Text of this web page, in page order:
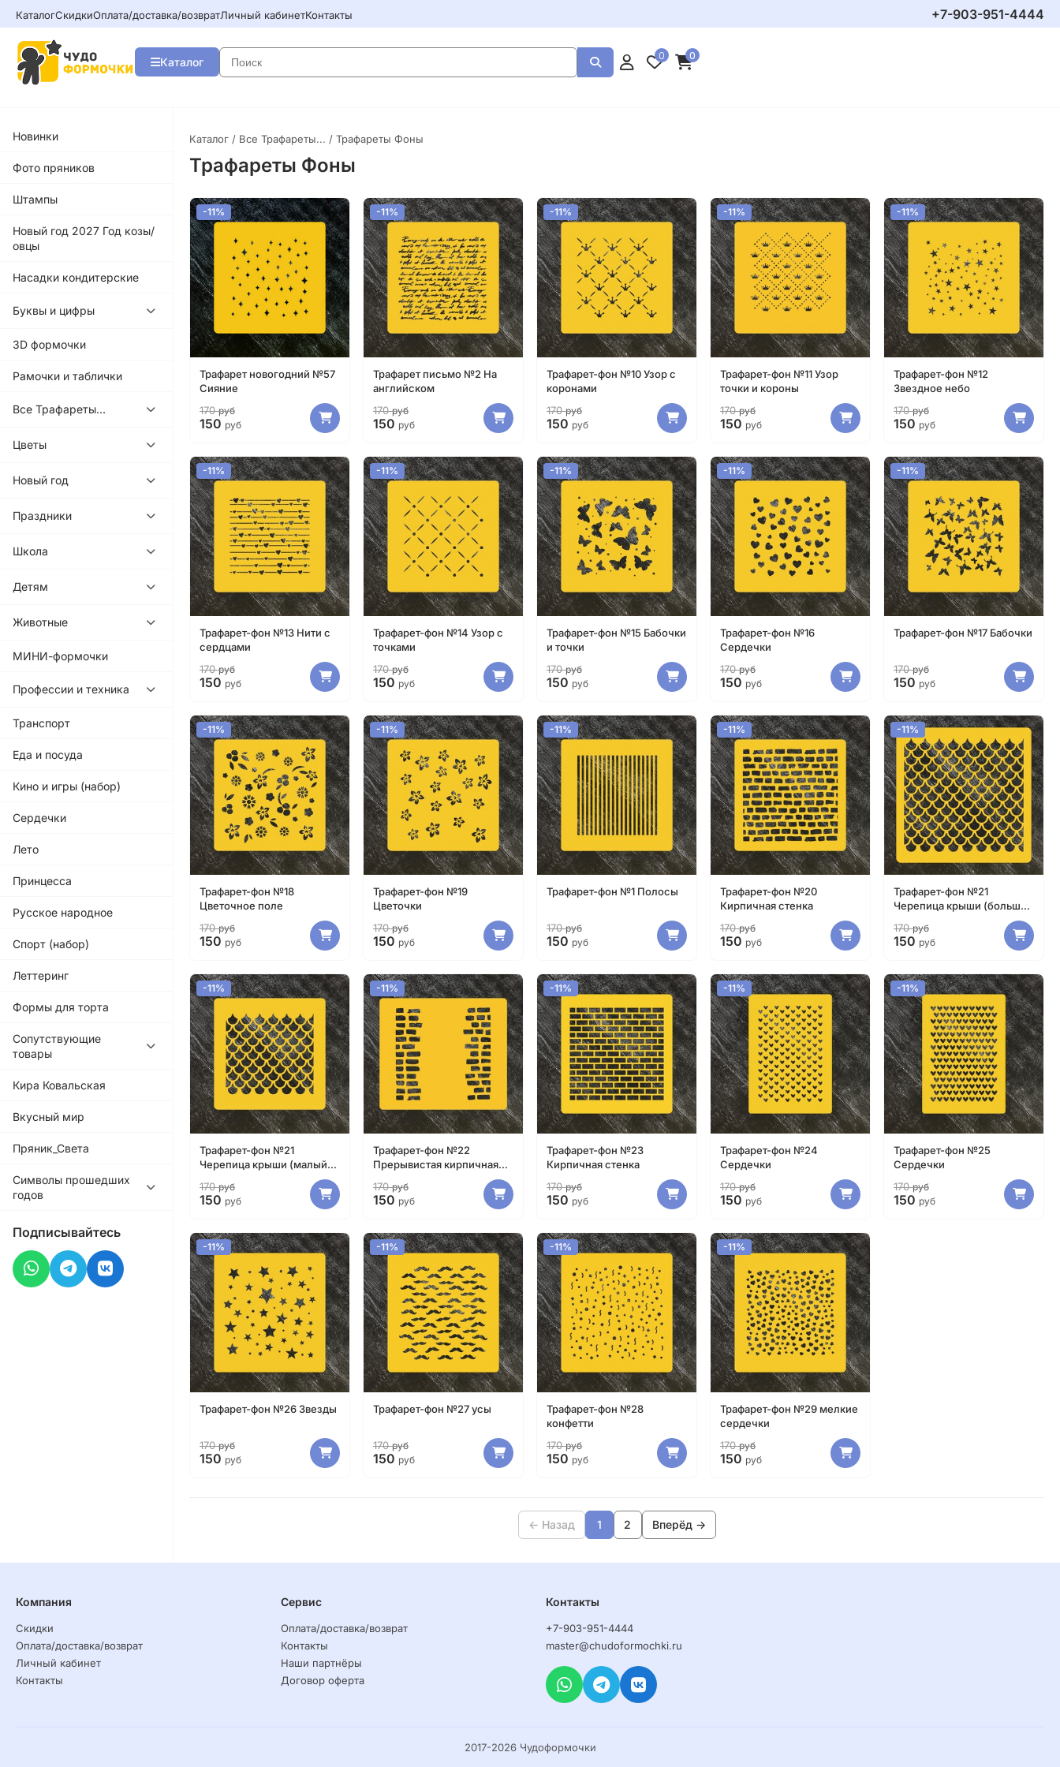
КаталогСкидкиОплата/доставка/возвратЛичный кабинетКонтакты +7-903-951-4444
Каталог
0 0
Новинки
Фото пряников
Штампы
Новый год 2027 Год козы/
овцы
Насадки кондитерские
Буквы и цифры
3D формочки
Рамочки и таблички
Все Трафареты...
Цветы
Новый год
Праздники
Школа
Детям
Животные
МИНИ-формочки
Профессии и техника
Транспорт
Еда и посуда
Кино и игры (набор)
Сердечки
Лето
Принцесса
Русское народное
Спорт (набор)
Леттеринг
Формы для торта
Сопутствующие
товары
Кира Ковальская
Вкусный мир
Пряник_Света
Символы прошедших
годов
Подписывайтесь
Каталог / Все Трафареты... / Трафареты Фоны
Трафареты Фоны
-11%
Трафарет новогодний №57
Сияние
170руб
150 руб
-11%
Трафарет письмо №2 На
английском
170руб
150 руб
-11%
Трафарет-фон №10 Узор с
коронами
170руб
150 руб
-11%
Трафарет-фон №11 Узор
точки и короны
170руб
150 руб
-11%
Трафарет-фон №12
Звездное небо
170руб
150 руб
-11%
Трафарет-фон №13 Нити с
сердцами
170руб
150 руб
-11%
Трафарет-фон №14 Узор с
точками
170руб
150 руб
-11%
Трафарет-фон №15 Бабочки
и точки
170руб
150 руб
-11%
Трафарет-фон №16
Сердечки
170руб
150 руб
-11%
Трафарет-фон №17 Бабочки
170руб
150 руб
-11%
Трафарет-фон №18
Цветочное поле
170руб
150 руб
-11%
Трафарет-фон №19
Цветочки
170руб
150 руб
-11%
Трафарет-фон №1 Полосы
170руб
150 руб
-11%
Трафарет-фон №20
Кирпичная стенка
170руб
150 руб
-11%
Трафарет-фон №21
Черепица крыши (большой
170руб
150 руб
-11%
Трафарет-фон №21
Черепица крыши (малый
170руб
150 руб
-11%
Трафарет-фон №22
Прерывистая кирпичная
170руб
150 руб
-11%
Трафарет-фон №23
Кирпичная стенка
170руб
150 руб
-11%
Трафарет-фон №24
Сердечки
170руб
150 руб
-11%
Трафарет-фон №25
Сердечки
170руб
150 руб
-11%
Трафарет-фон №26 Звезды
170руб
150 руб
-11%
Трафарет-фон №27 усы
170руб
150 руб
-11%
Трафарет-фон №28
конфетти
170руб
150 руб
-11%
Трафарет-фон №29 мелкие
сердечки
170руб
150 руб
← Назад 1 2 Вперёд →
Компания
Скидки
Оплата/доставка/возврат
Личный кабинет
Контакты
Сервис
Оплата/доставка/возврат
Контакты
Наши партнёры
Договор оферта
Контакты
+7-903-951-4444
master@chudoformochki.ru
2017-2026 Чудоформочки